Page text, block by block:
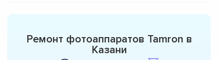
Ремонт фотоаппаратов Tamron в
Казани